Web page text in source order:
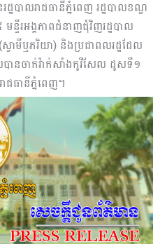
ដ្ឋបាលរាជធានីភ្នំពេញ រដ្ឋបាលខណ្ឌ
ទីរអង្គភាពជំនាញជុំវិញរដ្ឋបាល
វាមីឬភរិយា) និងប្រជាពលរដ្ឋដែល
ានចាក់វ៉ាក់សាំងកូវីសែល ដូសទី១
ធានីភ្នំពេញ។